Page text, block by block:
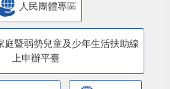
人民團體專區
庭暨弱勢兒童及少年生活扶助線
上申辦平臺